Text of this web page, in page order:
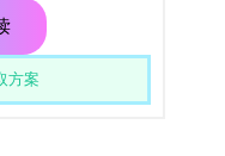
方案
方案